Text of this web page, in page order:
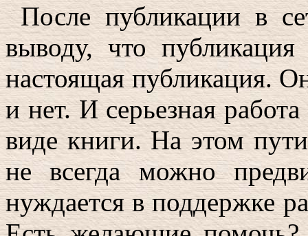
После публикации в
выводу, что
настоящая публикация.
и нет. И серьезная
виде книги. На этом
не всегда можно
нуждается в поддержке